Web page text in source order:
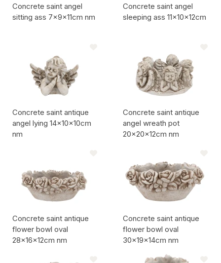
Concrete saint angel
sitting ass 7x9x11cm nm
Concrete saint angel
sleeping ass 11x10x12cm
Concrete saint antique
angel lying 14x10x10cm
nm
Concrete saint antique
angel wreath pot
20x20x12cm nm
Concrete saint antique
flower bowl oval
28x16x12cm nm
Concrete saint antique
flower bowl oval
30x19x14cm nm